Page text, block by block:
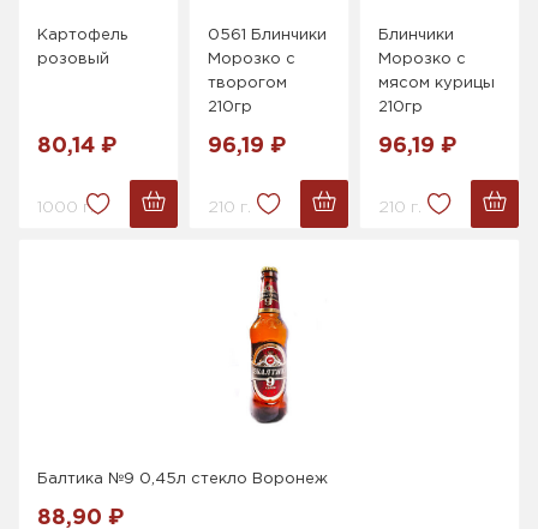
Картофель
розовый
80,14 ₽
1000 г.
0561 Блинчики
Морозко с
творогом
210гр
96,19 ₽
210 г.
Блинчики
Морозко с
мясом курицы
210гр
96,19 ₽
210 г.
Балтика №9 0,45л стекло Воронеж
88,90 ₽